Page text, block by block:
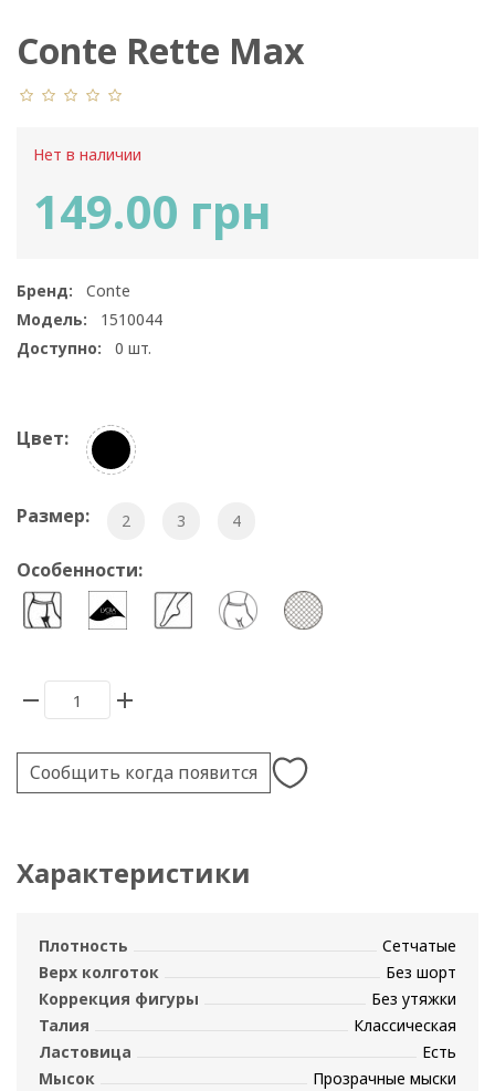
Conte Rette Max
Нет в наличии
149.00 грн
Бренд:
Conte
Модель:
1510044
Доступно:
0 шт.
Цвет:
Размер: 2 3 4
Особенности:
Сообщить когда появится
Характеристики
Плотность
Сетчатые
Верх колготок
Без шорт
Коррекция фигуры
Без утяжки
Талия
Классическая
Ластовица
Есть
Мысок
Прозрачные мыски